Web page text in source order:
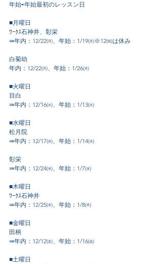
年始⇨年始最初のレッスン日
■月曜日
ﾜｰｸｽ石神井、彰栄
⇛年内：12/22㈪、年始：1/19㈪※12㈷は休み
白菊幼
年内： 12/22㈪、年始：1/26㈪
■火曜日
目白
⇛年内：12/16㈫、年始：1/13㈫
■水曜日
松月院
⇛年内：12/17㈬、年始：1/14㈬
彰栄
⇛年内：12/24㈬、年始：1/7㈬
■木曜日
ﾜｰｸｽ石神井
⇛年内：12/25㈭、年始：1/8㈭
■金曜日
田柄
⇛年内：12/12㈮、年始：1/16㈮
■土曜日